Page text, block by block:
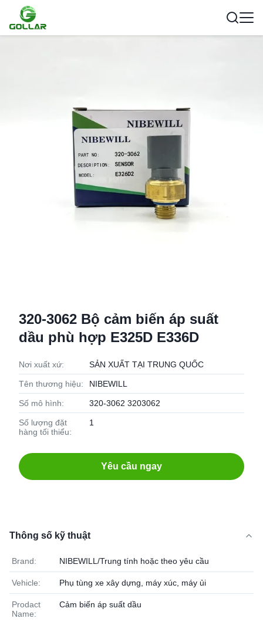
320-3062 Bộ cảm biến áp suất
dầu phù hợp E325D E336D
Nơi xuất xứ: SẢN XUẤT TẠI TRUNG QUỐC
Tên thương hiệu: NIBEWILL
Số mô hình: 320-3062 3203062
Số lượng đặt
hàng tối thiểu:
1
Yêu cầu ngay
Thông số kỹ thuật
Brand: NIBEWILL/Trung tính hoặc theo yêu cầu
Vehicle: Phụ tùng xe xây dựng, máy xúc, máy ủi
Prodact
Name:
Cảm biến áp suất dầu